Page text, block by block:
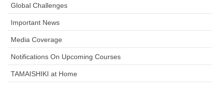
Global Challenges
Important News
Media Coverage
Notifications On Upcoming Courses
TAMAISHIKI at Home